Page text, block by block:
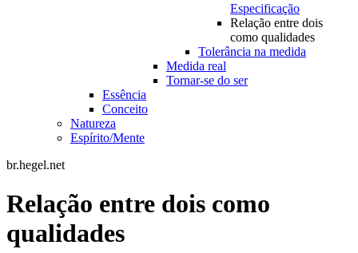
Especificação
Relação entre dois
como qualidades
Tolerância na medida
Medida real
Tornar-se do ser
Essência
Conceito
Natureza
Espírito/Mente
br.hegel.net
Relação entre dois como
qualidades